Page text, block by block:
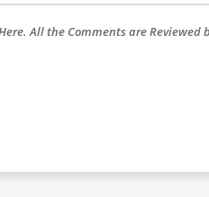
All the Comments are Reviewed